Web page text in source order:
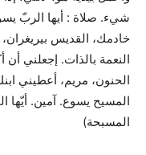
شيء. صلاة : أيها الربّ
خادمك، القديس
النعمة بالذات. إجعلني أن
الحنون، مريم، أعطيني
المسيح يسوع. آمين. أيّها
المسبحة)